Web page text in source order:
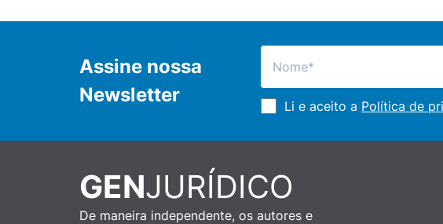
Assine nossa
Newsletter
Li e aceito a Política de
GENJURÍDICO
De maneira independente, os autores e